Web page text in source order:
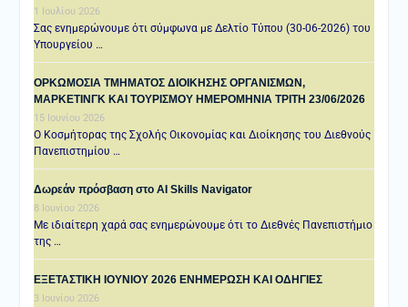
1 Ιουλίου 2026
Σας ενημερώνουμε ότι σύμφωνα με Δελτίο Τύπου (30-06-2026) του
Υπουργείου …
ΟΡΚΩΜΟΣΙΑ ΤΜΗΜΑΤΟΣ ΔΙΟΙΚΗΣΗΣ ΟΡΓΑΝΙΣΜΩΝ,
ΜΑΡΚΕΤΙΝΓΚ ΚΑΙ ΤΟΥΡΙΣΜΟΥ ΗΜΕΡΟΜΗΝΙΑ TΡΙΤΗ 23/06/2026
15 Ιουνίου 2026
Ο Κοσμήτορας της Σχολής Οικονομίας και Διοίκησης του Διεθνούς
Πανεπιστημίου …
Δωρεάν πρόσβαση στο AI Skills Navigator
8 Ιουνίου 2026
Με ιδιαίτερη χαρά σας ενημερώνουμε ότι το Διεθνές Πανεπιστήμιο
της …
ΕΞΕΤΑΣΤΙΚΗ IOYNIOY 2026 ΕΝΗΜΕΡΩΣΗ ΚΑΙ ΟΔΗΓΙΕΣ
3 Ιουνίου 2026